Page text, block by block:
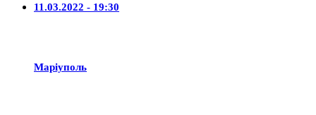
11.03.2022 - 19:30
Маріуполь